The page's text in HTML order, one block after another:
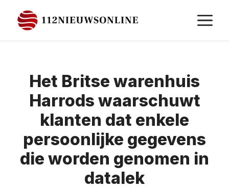
naar
de
Het Britse warenhuis
Harrods waarschuwt
klanten dat enkele
persoonlijke gegevens
die worden genomen in
datalek